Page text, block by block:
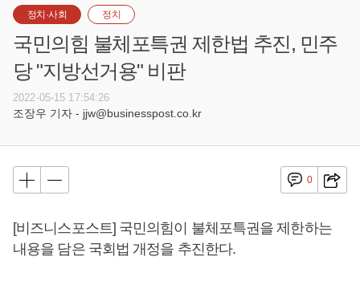
정치·사회 정치
국민의힘 불체포특권 제한법 추진, 민주
당 "지방선거용" 비판
2022-05-15 17:54:26
조장우 기자 - jjw@businesspost.co.kr
0
[비즈니스포스트] 국민의힘이 불체포특권을 제한하는
내용을 담은 국회법 개정을 추진한다.